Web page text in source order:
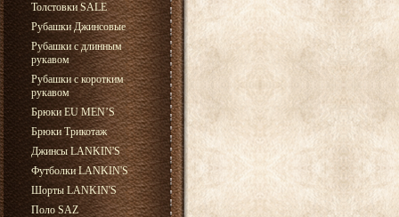
Толстовки SALE
Рубашки Джинсовые
Рубашки с длинным
рукавом
Рубашки с коротким
рукавом
Брюки EU MEN’S
Брюки Трикотаж
Джинсы LANKIN'S
Футболки LANKIN'S
Шорты LANKIN'S
Поло SAZ